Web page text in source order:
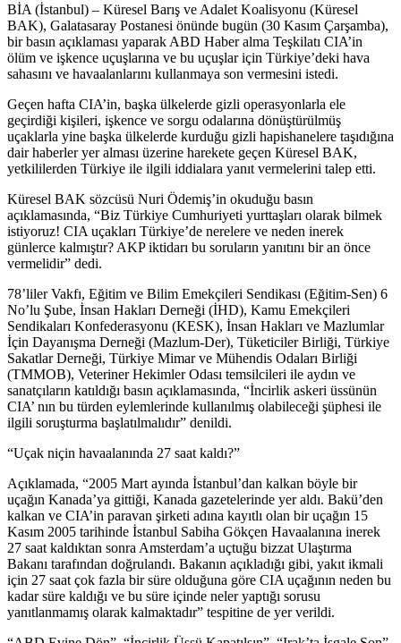
BİA (İstanbul) – Küresel Barış ve Adalet Koalisyonu (Küresel
BAK), Galatasaray Postanesi önünde bugün (30 Kasım Çarşamba),
bir basın açıklaması yaparak ABD Haber alma Teşkilatı CIA’in
ölüm ve işkence uçuşlarına ve bu uçuşlar için Türkiye’deki hava
sahasını ve havaalanlarını kullanmaya son vermesini istedi.
Geçen hafta CIA’in, başka ülkelerde gizli operasyonlarla ele
geçirdiği kişileri, işkence ve sorgu odalarına dönüştürülmüş
uçaklarla yine başka ülkelerde kurduğu gizli hapishanelere taşıdığına
dair haberler yer alması üzerine harekete geçen Küresel BAK,
yetkililerden Türkiye ile ilgili iddialara yanıt vermelerini talep etti.
Küresel BAK sözcüsü Nuri Ödemiş’in okuduğu basın
açıklamasında, “Biz Türkiye Cumhuriyeti yurttaşları olarak bilmek
istiyoruz! CIA uçakları Türkiye’de nerelere ve neden inerek
günlerce kalmıştır? AKP iktidarı bu soruların yanıtını bir an önce
vermelidir” dedi.
78’liler Vakfı, Eğitim ve Bilim Emekçileri Sendikası (Eğitim-Sen) 6
No’lu Şube, İnsan Hakları Derneği (İHD), Kamu Emekçileri
Sendikaları Konfederasyonu (KESK), İnsan Hakları ve Mazlumlar
İçin Dayanışma Derneği (Mazlum-Der), Tüketiciler Birliği, Türkiye
Sakatlar Derneği, Türkiye Mimar ve Mühendis Odaları Birliği
(TMMOB), Veteriner Hekimler Odası temsilcileri ile aydın ve
sanatçıların katıldığı basın açıklamasında, “İncirlik askeri üssünün
CIA’ nın bu türden eylemlerinde kullanılmış olabileceği şüphesi ile
ilgili soruşturma başlatılmalıdır” denildi.
“Uçak niçin havaalanında 27 saat kaldı?”
Açıklamada, “2005 Mart ayında İstanbul’dan kalkan böyle bir
uçağın Kanada’ya gittiği, Kanada gazetelerinde yer aldı. Bakü’den
kalkan ve CIA’in paravan şirketi adına kayıtlı olan bir uçağın 15
Kasım 2005 tarihinde İstanbul Sabiha Gökçen Havaalanına inerek
27 saat kaldıktan sonra Amsterdam’a uçtuğu bizzat Ulaştırma
Bakanı tarafından doğrulandı. Bakanın açıkladığı gibi, yakıt ikmali
için 27 saat çok fazla bir süre olduğuna göre CIA uçağının neden bu
kadar süre kaldığı ve bu süre içinde neler yaptığı sorusu
yanıtlanmamış olarak kalmaktadır” tespitine de yer verildi.